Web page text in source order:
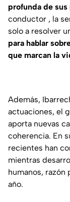
profunda de sus
conductor , la
solo a resolver
para hablar
que marcan la
Además,
actuaciones, el
aporta nuevas
coherencia. En
recientes han
mientras
humanos, razón
año.